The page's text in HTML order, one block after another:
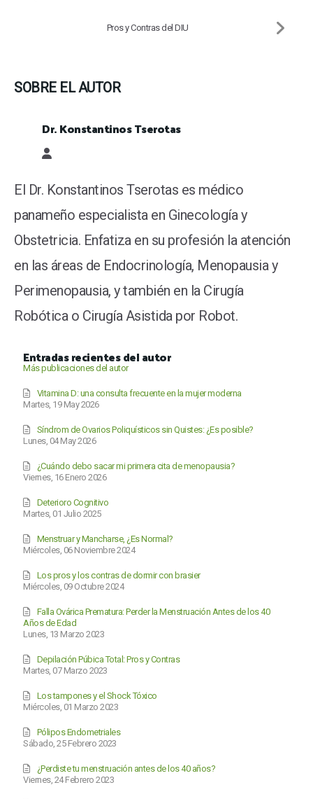
Pros y Contras del DIU
SOBRE EL AUTOR
Dr. Konstantinos Tserotas
El Dr. Konstantinos Tserotas es médico
panameño especialista en Ginecología y
Obstetricia. Enfatiza en su profesión la atención
en las áreas de Endocrinología, Menopausia y
Perimenopausia, y también en la Cirugía
Robótica o Cirugía Asistida por Robot.
Entradas recientes del autor
Más publicaciones del autor
Martes, 19 May 2026
Vitamina D: una consulta frecuente en la mujer moderna
Lunes, 04 May 2026
Síndrom de Ovarios Poliquísticos sin Quistes: ¿Es posible?
Viernes, 16 Enero 2026
¿Cuándo debo sacar mi primera cita de menopausia?
Martes, 01 Julio 2025
Deterioro Cognitivo
Miércoles, 06 Noviembre 2024
Menstruar y Mancharse, ¿Es Normal?
Miércoles, 09 Octubre 2024
Los pros y los contras de dormir con brasier
Lunes, 13 Marzo 2023
Falla Ovárica Prematura: Perder la Menstruación Antes de los 40
Años de Edad
Martes, 07 Marzo 2023
Depilación Púbica Total: Pros y Contras
Miércoles, 01 Marzo 2023
Los tampones y el Shock Tóxico
Sábado, 25 Febrero 2023
Pólipos Endometriales
Viernes, 24 Febrero 2023
¿Perdiste tu menstruación antes de los 40 años?